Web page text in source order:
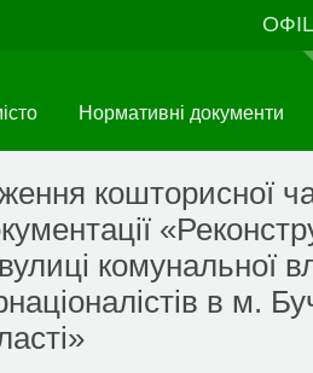
Нормативні документи
кошторисної
комунальної
в м.